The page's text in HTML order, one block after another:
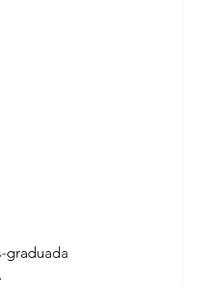
graduada